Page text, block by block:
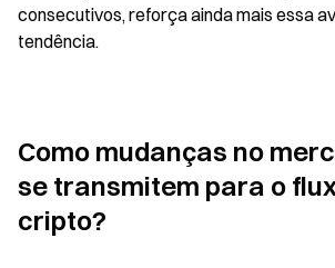
consecutivos, reforça ainda mais essa
tendência.
Como mudanças no
se transmitem para o
cripto?